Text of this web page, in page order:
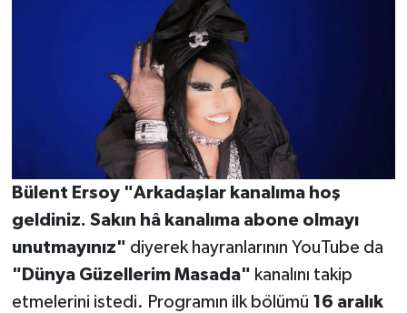
Bülent Ersoy "Arkadaşlar kanalıma hoş
geldiniz. Sakın hâ kanalıma abone olmayı
unutmayınız" diyerek hayranlarının YouTube da
"Dünya Güzellerim Masada" kanalını takip
etmelerini istedi. Programın ilk bölümü 16 aralık